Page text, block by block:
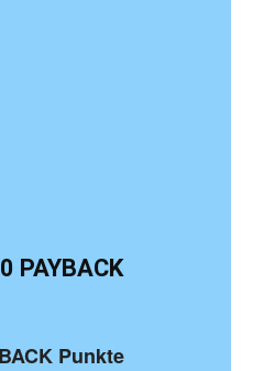
PAYBACK
Punkte